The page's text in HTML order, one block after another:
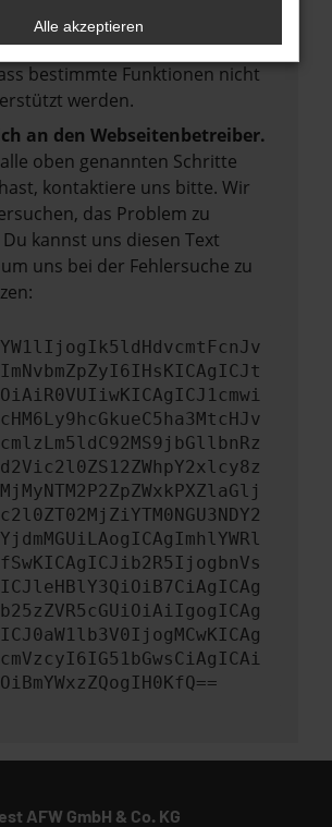
Software birgt nicht nur ein
sondern kann auch dazu
bestimmte Funktionen nicht
werden.
an den Webseitenbetreiber.
oben genannten Schritte
kontaktiere uns bitte. Wir
das Problem zu
kannst uns diesen Text
uns bei der Fehlersuche zu
AFW GmbH & Co. KG
Alle akzeptieren